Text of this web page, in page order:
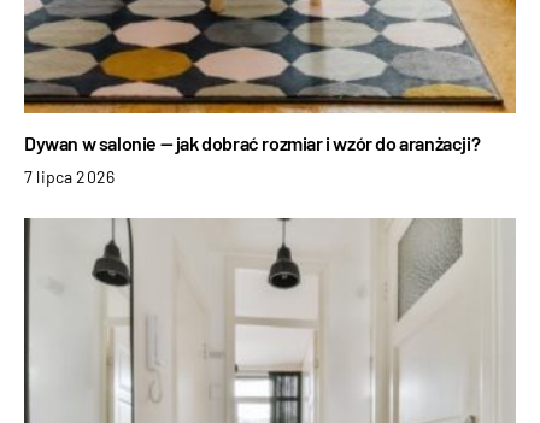
Dywan w salonie — jak dobrać rozmiar i wzór do aranżacji?
7 lipca 2026